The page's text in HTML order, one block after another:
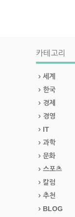
카테고리
세계
한국
경제
경영
IT
과학
문화
스포츠
칼럼
추천
BLOG